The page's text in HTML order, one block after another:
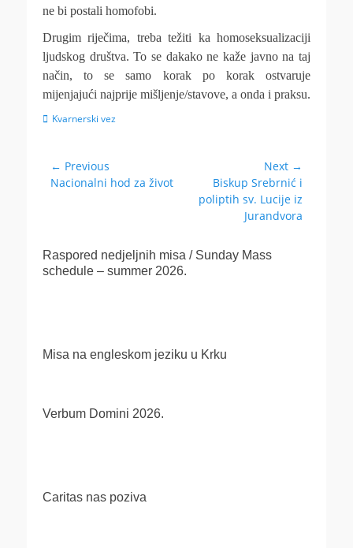
ne bi postali homofobi.
Drugim riječima, treba težiti ka homoseksualizaciji
ljudskog društva. To se dakako ne kaže javno na taj
način, to se samo korak po korak ostvaruje
mijenjajući najprije mišljenje/stavove, a onda i praksu.
Categories
Kvarnerski vez
Navigacija
objava
← Previous
Previous
Nacionalni hod za život
Next →
post:
Biskup Srebrnić i
poliptih sv. Lucije iz
Jurandvora
Raspored nedjeljnih misa / Sunday Mass
schedule – summer 2026.
Misa na engleskom jeziku u Krku
Verbum Domini 2026.
Caritas nas poziva